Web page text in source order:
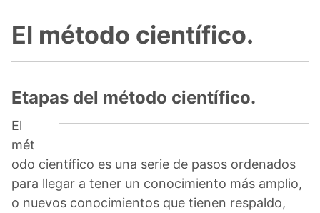
El método científico.
Etapas del método científico.
El
mét
odo científico es una serie de pasos ordenados
para llegar a tener un conocimiento más amplio,
o nuevos conocimientos que tienen respaldo,